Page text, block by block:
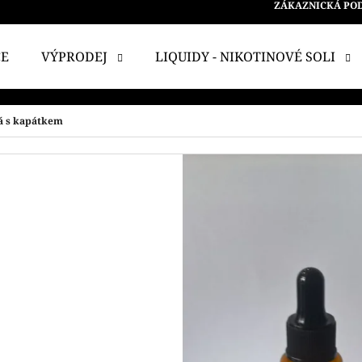
ZÁKAZNICKÁ
VÝPRODEJ LIQUIDY - NIKOTINOVÉ SOLI
s kapátkem
NAJÍT?